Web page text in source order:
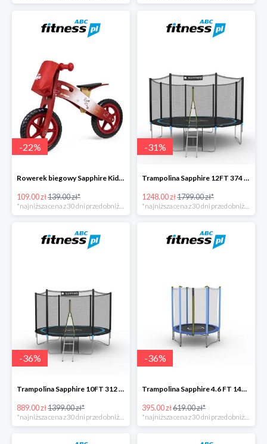
-22%
Rowerek biegowy Sapphire Kids Loopy drewniany -22%
109.00 zł139.00 zł*
-31%
Trampolina Sapphire 12FT 374 cm + drabinka GRATISY -31%
1248.00 zł1799.00 zł*
-36%
Trampolina Sapphire 10FT 312 cm + drabinka GRATISY -36%
889.00 zł1399.00 zł*
*najniższa cena z 30 dni przed obniżką
-36%
Trampolina Sapphire 4.6 FT 140 cm -36%
395.00 zł619.00 zł*
*najniższa cena z 30 dni przed obniżką